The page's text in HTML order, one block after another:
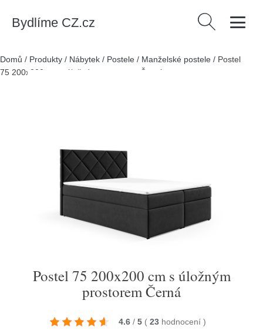
Bydlíme CZ.cz Vyhledávání
Domů / Produkty / Nábytek / Postele / Manželské postele / Postel
75 200x200 cm s úložným prostorem Černá
Postel 75 200x200 cm s úložným
prostorem Černá
4.6 / 5 ( 23 hodnocení )